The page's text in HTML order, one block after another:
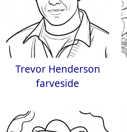
Trevor Henderson
farveside